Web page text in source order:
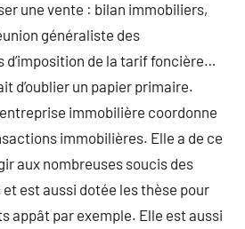
une vente : bilan immobiliers,
généraliste des
d’imposition de la tarif foncière…
d’oublier un papier primaire.
entreprise immobilière coordonne
immobilières. Elle a de ce
aux nombreuses soucis des
est aussi dotée les thèse pour
appât par exemple. Elle est aussi